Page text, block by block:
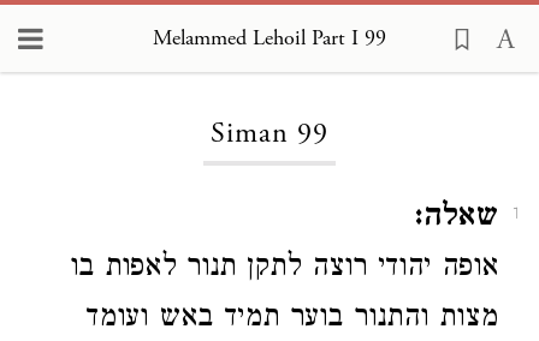
Melammed Lehoil Part I 99
Siman 99
1
שאלה:
אופה יהודי רוצה לתקן תנור לאפות בו
מצות והתנור בוער תמיד באש ועומד